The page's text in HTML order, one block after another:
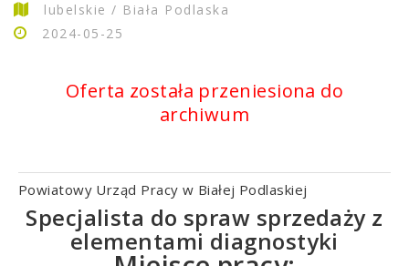
lubelskie / Biała Podlaska
2024-05-25
Oferta została przeniesiona do
archiwum
Powiatowy Urząd Pracy w Białej Podlaskiej
Specjalista do spraw sprzedaży z
elementami diagnostyki